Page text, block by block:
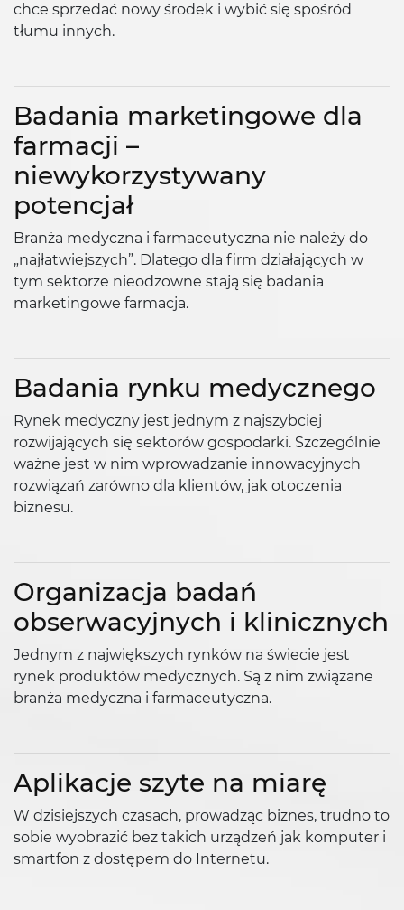
chce sprzedać nowy środek i wybić się spośród
tłumu innych.
Badania marketingowe dla
farmacji –
niewykorzystywany
potencjał
Branża medyczna i farmaceutyczna nie należy do
„najłatwiejszych”. Dlatego dla firm działających w
tym sektorze nieodzowne stają się badania
marketingowe farmacja.
Badania rynku medycznego
Rynek medyczny jest jednym z najszybciej
rozwijających się sektorów gospodarki. Szczególnie
ważne jest w nim wprowadzanie innowacyjnych
rozwiązań zarówno dla klientów, jak otoczenia
biznesu.
Organizacja badań
obserwacyjnych i klinicznych
Jednym z największych rynków na świecie jest
rynek produktów medycznych. Są z nim związane
branża medyczna i farmaceutyczna.
Aplikacje szyte na miarę
W dzisiejszych czasach, prowadząc biznes, trudno to
sobie wyobrazić bez takich urządzeń jak komputer i
smartfon z dostępem do Internetu.